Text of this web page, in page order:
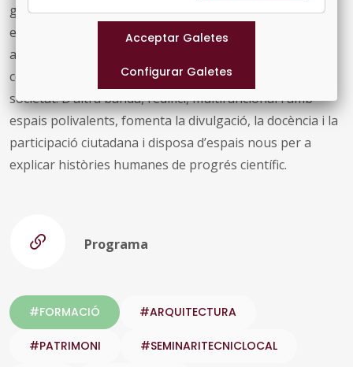
gran espai permet compartir coneixement i
experiències, impulsar sinergies entre diferents grups,
augmentar en transversalitat i sentir-se encara més
cohesionats i preparats per donar més servei a la
societat. D’altra banda, l’edifici, multifuncional i amb
espais polivalents, fomenta la divulgació, la docència i la
participació ciutadana i disposa d’espais nous per a
explicar històries humanes de progrés científic.
Programa
#FORMACIÓ #ARQUITECTURA
#PATRIMONI #SEMINARITECNICLOCAL